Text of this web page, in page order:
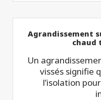
Agrandissement
chaud
Un
vissés signifie
l’isolation